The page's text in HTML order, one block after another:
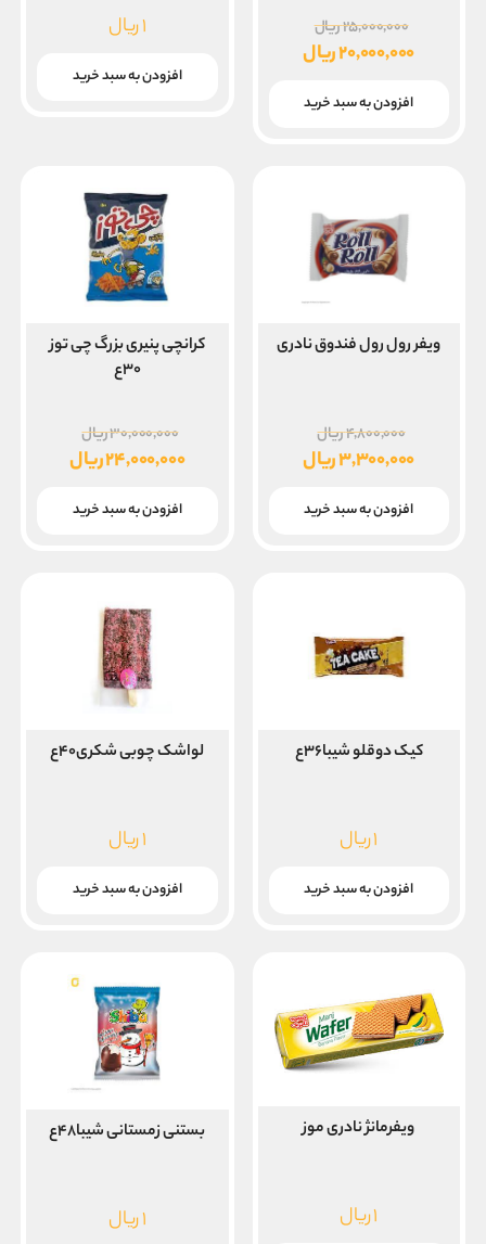
۲۵,۰۰۰,۰۰۰ریال
اصلی
بود.
۲۰,۰۰۰,۰۰۰ریال
فعلی
افزودن به سبد خرید
۱ریال
افزودن به سبد خرید
ویفر رول رول فندوق نادری
۴,۸۰۰,۰۰۰ریال
اصلی
بود.
۳,۳۰۰,۰۰۰ریال
فعلی
افزودن به سبد خرید
کرانچی پنیری بزرگ چی توز
۳۰ع
۳۰,۰۰۰,۰۰۰ریال
اصلی
۲۴,۰۰۰,۰۰۰ریال
فعلی
افزودن به سبد خرید
کیک دوقلو شیبا۳۶ع
۱ریال
افزودن به سبد خرید
لواشک چوبی شکری۴۰ع
۱ریال
افزودن به سبد خرید
ویفرمانژ نادری موز
۱ریال
بستنی زمستانی شیبا۴۸ع
۱ریال